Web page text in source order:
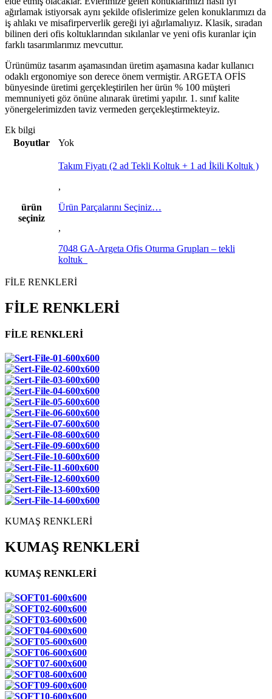
ağırlamak istiyorsak aynı şekilde ofislerimize gelen konuklarımızı da
iş ahlakı ve misafirperverlik gereği iyi ağırlamalıyız. Klasik, sıradan
bilinen deri ofis koltuklarından sıkılanlar ve yeni ofis kuranlar için
farklı tasarımlarımız mevcuttur.
Ürünümüz tasarım aşamasından üretim aşamasına kadar kullanıcı
odaklı ergonomiye son derece önem vermiştir. ARGETA OFİS
bünyesinde üretimi gerçekleştirilen her ürün % 100 müşteri
memnuniyeti göz önüne alınarak üretimi yapılır. 1. sınıf kalite
yönergelerimizden taviz vermeden gerçekleştirmekteyiz.
Ek bilgi
Boyutlar
Yok
ürün
seçiniz
Takım Fiyatı (2 ad Tekli Koltuk + 1 ad İkili Koltuk )
,
Ürün Parçalarını Seçiniz…
,
7048 GA-Argeta Ofis Oturma Grupları – tekli
koltuk_
FİLE RENKLERİ
FİLE RENKLERİ
FİLE RENKLERİ
KUMAŞ RENKLERİ
KUMAŞ RENKLERİ
KUMAŞ RENKLERİ